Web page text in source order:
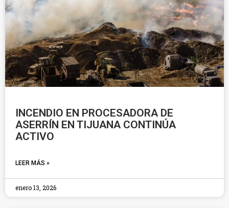
INCENDIO EN PROCESADORA DE
ASERRÍN EN TIJUANA CONTINÚA
ACTIVO
LEER MÁS »
enero 13, 2026